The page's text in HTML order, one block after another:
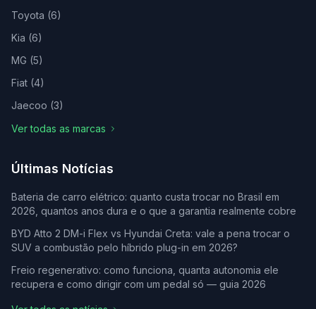
Toyota (6)
Kia (6)
MG (5)
Fiat (4)
Jaecoo (3)
Ver todas as marcas
Últimas Notícias
Bateria de carro elétrico: quanto custa trocar no Brasil em
2026, quantos anos dura e o que a garantia realmente cobre
BYD Atto 2 DM-i Flex vs Hyundai Creta: vale a pena trocar o
SUV a combustão pelo híbrido plug-in em 2026?
Freio regenerativo: como funciona, quanta autonomia ele
recupera e como dirigir com um pedal só — guia 2026